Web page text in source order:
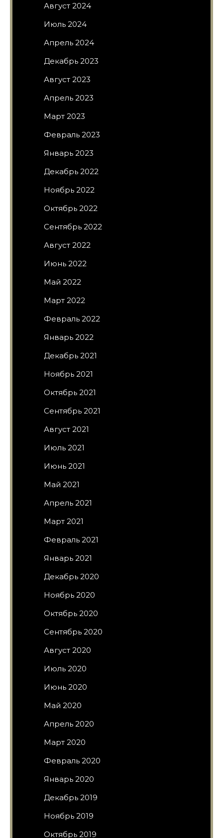
Август 2024
Июль 2024
Апрель 2024
Декабрь 2023
Август 2023
Апрель 2023
Март 2023
Февраль 2023
Январь 2023
Декабрь 2022
Ноябрь 2022
Октябрь 2022
Сентябрь 2022
Август 2022
Июнь 2022
Май 2022
Март 2022
Февраль 2022
Январь 2022
Декабрь 2021
Ноябрь 2021
Октябрь 2021
Сентябрь 2021
Август 2021
Июль 2021
Июнь 2021
Май 2021
Апрель 2021
Март 2021
Февраль 2021
Январь 2021
Декабрь 2020
Ноябрь 2020
Октябрь 2020
Сентябрь 2020
Август 2020
Июль 2020
Июнь 2020
Май 2020
Апрель 2020
Март 2020
Февраль 2020
Январь 2020
Декабрь 2019
Ноябрь 2019
Октябрь 2019